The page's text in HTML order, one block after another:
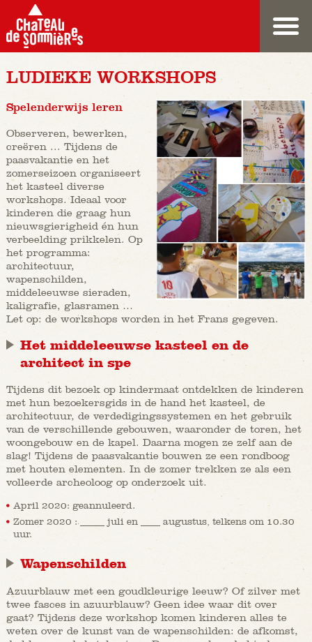
LUDIEKE WORKSHOPS
Spelenderwijs leren
Observeren, bewerken,
creëren ... Tijdens de
paasvakantie en het
zomerseizoen organiseert
het kasteel diverse
workshops. Ideaal voor
kinderen die graag hun
nieuwsgierigheid én hun
verbeelding prikkelen. Op
het programma:
architectuur,
wapenschilden,
middeleeuwse sieraden,
kaligrafie, glasramen …
Let op: de workshops worden in het Frans gegeven.
Het middeleeuwse kasteel en de
architect in spe
Tijdens dit bezoek op kindermaat ontdekken de kinderen
met hun bezoekersgids in de hand het kasteel, de
architectuur, de verdedigingssystemen en het gebruik
van de verschillende gebouwen, waaronder de toren, het
woongebouw en de kapel. Daarna mogen ze zelf aan de
slag! Tijdens de paasvakantie bouwen ze een rondboog
met houten elementen. In de zomer trekken ze als een
volleerde archeoloog op onderzoek uit.
April 2020: geannuleerd.
Zomer 2020 : _____ juli en ____ augustus, telkens om 10.30
uur.
Wapenschilden
Azuurblauw met een goudkleurige leeuw? Of zilver met
twee fasces in azuurblauw? Geen idee waar dit over
gaat? Tijdens deze workshop komen kinderen alles te
weten over de kunst van de wapenschilden: de afkomst,